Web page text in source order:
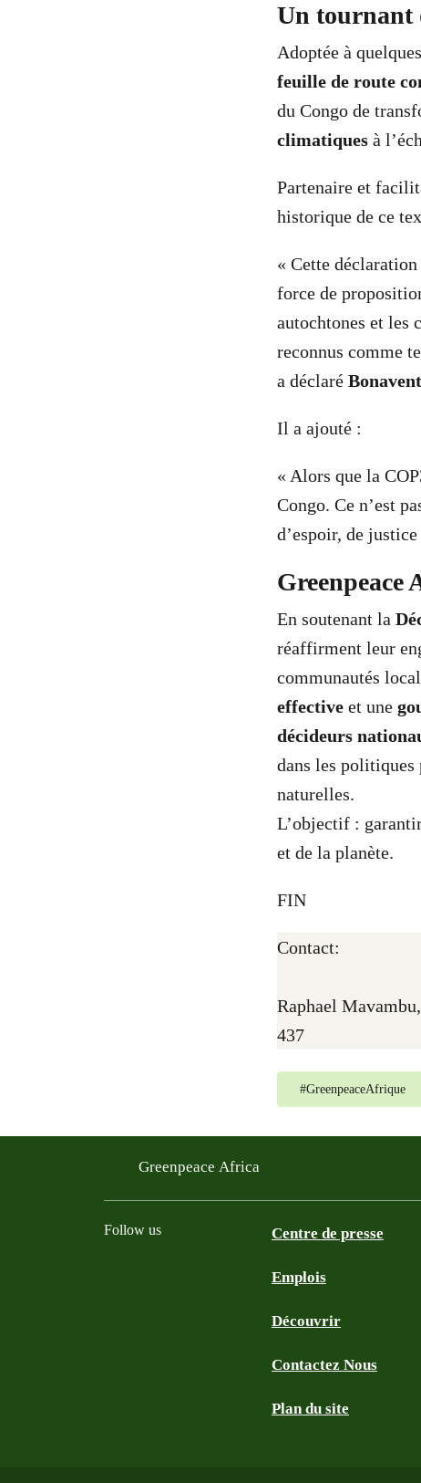
Un tournant
Adoptée à
feuille de route
du Congo de
climatiques à
Partenaire et
historique de ce
« Cette
force de
autochtones et les
reconnus comme
a déclaré
Il a ajouté :
« Alors que la
Congo. Ce n’est
d’espoir, de
Greenpeace
En soutenant la
réaffirment leur
communautés
effective et une
décideurs
dans les politiques
naturelles.
L’objectif :
et de la planète.
FIN
Contact:
Raphael
437
#GreenpeaceAfrique
Greenpeace Africa
Follow us Centre de presse
Emplois
Découvrir
Contactez Nous
Plan du site